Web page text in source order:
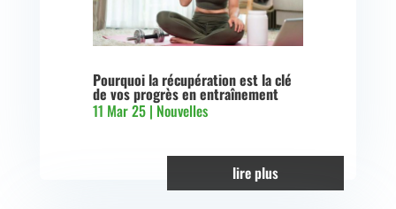
Pourquoi la récupération est la clé
de vos progrès en entraînement
11 Mar 25|Nouvelles
lire plus